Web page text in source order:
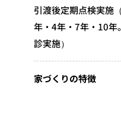
引渡後定期点検実施
年・4年・7年・10年
診実施）
家づくりの特徴